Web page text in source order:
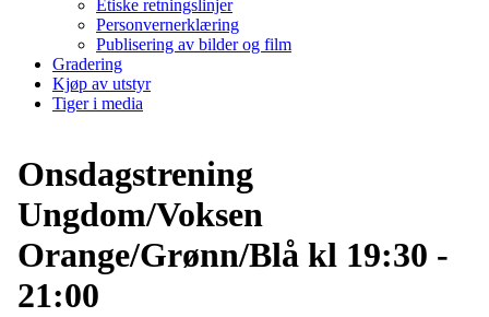
Etiske retningslinjer
Personvernerklæring
Publisering av bilder og film
Gradering
Kjøp av utstyr
Tiger i media
Onsdagstrening
Ungdom/Voksen
Orange/Grønn/Blå kl 19:30 -
21:00